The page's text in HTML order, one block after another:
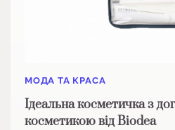
МОДА ТА КРАСА
Ідеальна косметичка з
косметикою від Biodea